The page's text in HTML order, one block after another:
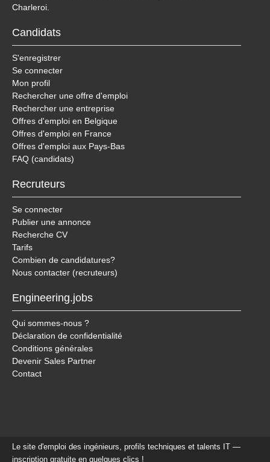
Charleroi.
Candidats
S'enregistrer
Se connecter
Mon profil
Rechercher une offre d'emploi
Rechercher une entreprise
Offres d'emploi en Belgique
Offres d'emploi en France
Offres d'emploi aux Pays-Bas
FAQ (candidats)
Recruteurs
Se connecter
Publier une annonce
Recherche CV
Tarifs
Combien de candidatures?
Nous contacter (recruteurs)
Engineering.jobs
Qui sommes-nous ?
Déclaration de confidentialité
Conditions générales
Devenir Sales Partner
Contact
Le site d'emploi des ingénieurs, profils techniques et talents IT —
inscription gratuite en quelques clics !